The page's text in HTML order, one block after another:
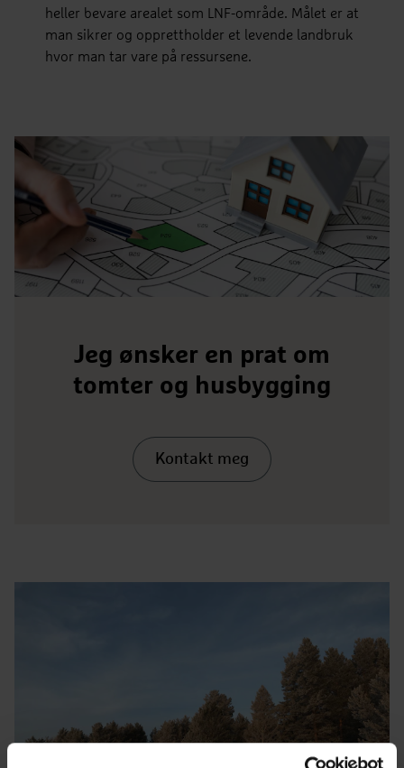
heller bevare arealet som LNF-område. Målet er at
man sikrer og opprettholder et levende landbruk
hvor man tar vare på ressursene.
Jeg ønsker en prat om
tomter og husbygging
Kontakt meg